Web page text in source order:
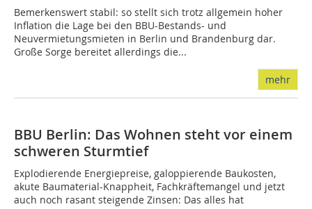
Bemerkenswert stabil: so stellt sich trotz allgemein hoher
Inflation die Lage bei den BBU-Bestands- und
Neuvermietungsmieten in Berlin und Brandenburg dar.
Große Sorge bereitet allerdings die...
mehr
BBU Berlin: Das Wohnen steht vor einem
schweren Sturmtief
Explodierende Energiepreise, galoppierende Baukosten,
akute Baumaterial-Knappheit, Fachkräftemangel und jetzt
auch noch rasant steigende Zinsen: Das alles hat